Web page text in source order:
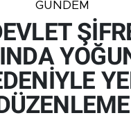
GÜNDEM